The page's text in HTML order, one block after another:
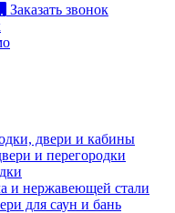
Заказать звонок
двери и кабины
и перегородки
и нержавеющей стали
для саун и бань